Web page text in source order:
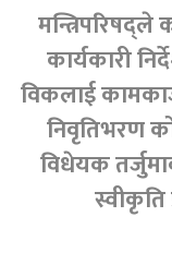
मन्त्रिपरिषद्ले
कार्यकारी
विकलाई
निवृतिभरण
विधेयक
स्वीकृति